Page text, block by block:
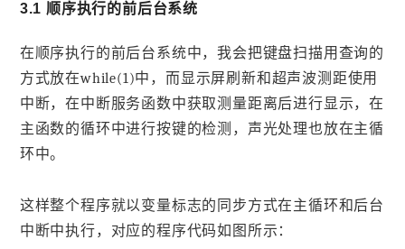
3.1 顺序执行的前后台系统
在顺序执行的前后台系统中，我会把键盘扫描用查询的
方式放在while(1)中，而显示屏刷新和超声波测距使用
中断，在中断服务函数中获取测量距离后进行显示，在
主函数的循环中进行按键的检测，声光处理也放在主循
环中。
这样整个程序就以变量标志的同步方式在主循环和后台
中断中执行，对应的程序代码如图所示：